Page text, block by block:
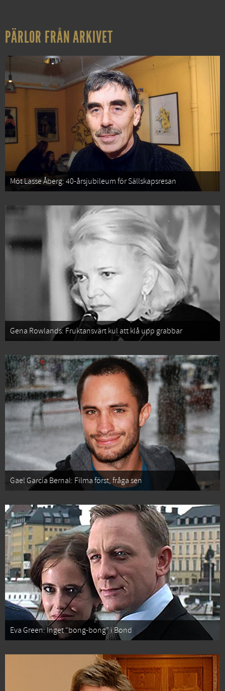
PÄRLOR FRÅN ARKIVET
Möt Lasse Åberg: 40-årsjubileum för Sällskapsresan
Gena Rowlands: Fruktansvärt kul att klå upp grabbar
Gael García Bernal: Filma först, fråga sen
Eva Green: Inget “bong-bong” i Bond